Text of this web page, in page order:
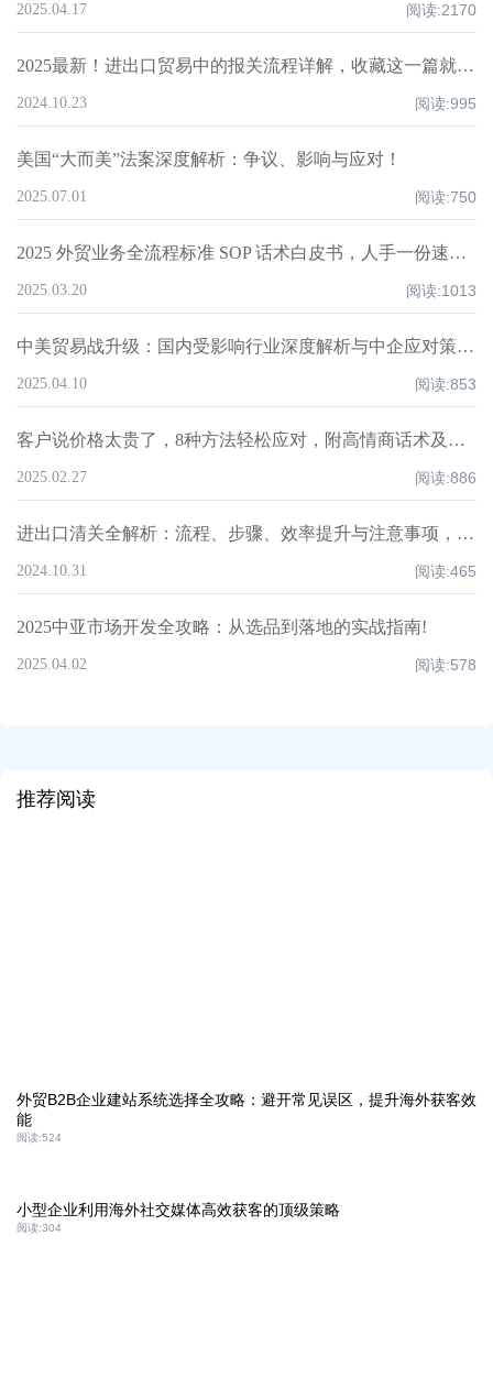
2025.04.17 阅读:2170
2025最新！进出口贸易中的报关流程详解，收藏这一篇就够了！
2024.10.23 阅读:995
美国“大而美”法案深度解析：争议、影响与应对！
2025.07.01 阅读:750
2025 外贸业务全流程标准 SOP 话术白皮书，人手一份速领！
2025.03.20 阅读:1013
中美贸易战升级：国内受影响行业深度解析与中企应对策略！
2025.04.10 阅读:853
客户说价格太贵了，8种方法轻松应对，附高情商话术及案例！
2025.02.27 阅读:886
进出口清关全解析：流程、步骤、效率提升与注意事项，超全知识点汇总！
2024.10.31 阅读:465
2025中亚市场开发全攻略：从选品到落地的实战指南!
2025.04.02 阅读:578
推荐阅读
外贸B2B企业建站系统选择全攻略：避开常见误区，提升海外获客效
能
阅读:524
小型企业利用海外社交媒体高效获客的顶级策略
阅读:304